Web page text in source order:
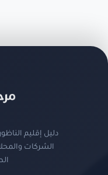
دليل إقليم
الشركات